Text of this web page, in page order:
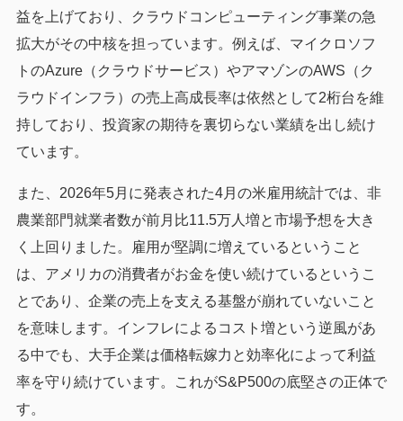
益を上げており、クラウドコンピューティング事業の急
拡大がその中核を担っています。例えば、マイクロソフ
トのAzure（クラウドサービス）やアマゾンのAWS（ク
ラウドインフラ）の売上高成長率は依然として2桁台を維
持しており、投資家の期待を裏切らない業績を出し続け
ています。
また、2026年5月に発表された4月の米雇用統計では、非
農業部門就業者数が前月比11.5万人増と市場予想を大き
く上回りました。雇用が堅調に増えているということ
は、アメリカの消費者がお金を使い続けているというこ
とであり、企業の売上を支える基盤が崩れていないこと
を意味します。インフレによるコスト増という逆風があ
る中でも、大手企業は価格転嫁力と効率化によって利益
率を守り続けています。これがS&P500の底堅さの正体で
す。